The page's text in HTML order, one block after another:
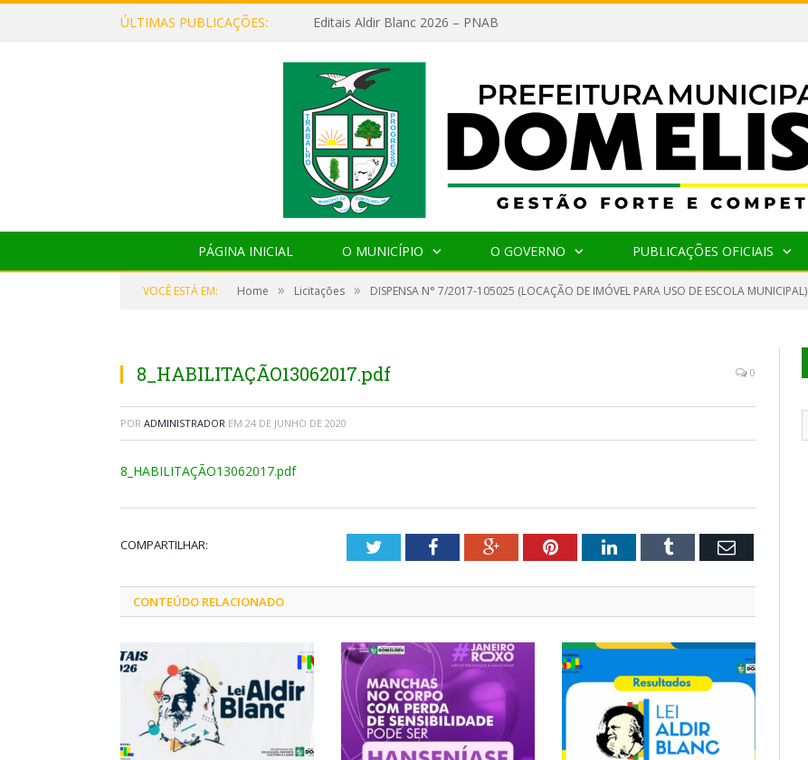
ÚLTIMAS PUBLICAÇÕES: Editais Aldir Blanc 2026 – PNAB
PÁGINA INICIAL O MUNICÍPIO O GOVERNO PUBLICAÇÕES OFICIAIS
VOCÊ ESTÁ EM: Home » Licitações » DISPENSA N° 7/2017-105025 (LOCAÇÃO DE IMÓVEL PARA USO DE ESCOLA MUNICIPAL)
8_HABILITAÇÃO13062017.pdf 0
POR ADMINISTRADOR EM 24 DE JUNHO DE 2020
8_HABILITAÇÃO13062017.pdf
COMPARTILHAR: TwitterFacebookGoogle+PinterestLinkedInTumblr Email
CONTEÚDO RELACIONADO